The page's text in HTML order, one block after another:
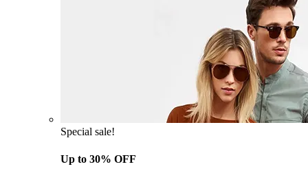
Special sale!
Up to 30% OFF